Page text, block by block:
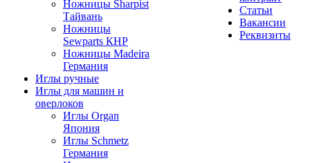
Ножницы Sharpist
Тайвань
Ножницы
Sewparts КНР
Ножницы Madeira
Германия
Иглы ручные
Иглы для машин и
оверлоков
Иглы Organ
Япония
Иглы Schmetz
Германия
Статьи
Вакансии
Реквизиты